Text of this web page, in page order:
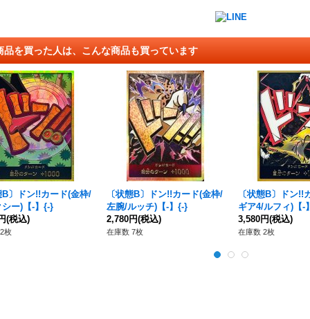
品を買った人は、こんな商品も買っています
B〕ドン!!カード(金枠/
シー)【-】{-}
(税込)
枚
〔状態B〕ドン!!カード(金枠/
左腕/ルッチ)【-】{-}
2,780円(税込)
在庫数 7枚
〔状態B〕ドン!!
ギア4/ルフィ)【-
3,580円(税込)
在庫数 2枚